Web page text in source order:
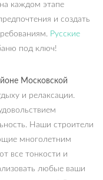
каждом этапе
и создать
Русские
под ключ!
Московской
и релаксации.
Наши строители
многолетним
все тонкости и
любые ваши